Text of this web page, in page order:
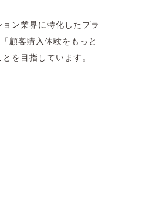
ン業界に特化したプラ
顧客購入体験をもっと
を目指しています。